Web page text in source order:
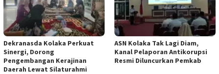
Dekranasda Kolaka Perkuat
Sinergi, Dorong
Pengembangan Kerajinan
Daerah Lewat Silaturahmi
ASN Kolaka Tak Lagi Diam,
Kanal Pelaporan Antikorupsi
Resmi Diluncurkan Pemkab